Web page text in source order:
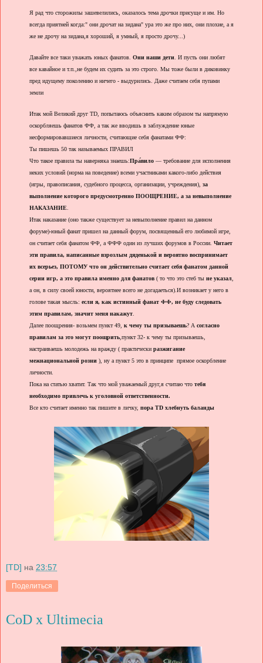
Я рад что сторожилы зашевелились, оказалось тема дрочки присуще и им. Но
всегда приятней когда:" они дрочат на зидана" ура это же про них, они плохие, а я
же не дрочу на зидана,я хороший, я умный, я просто дрочу...)
Давайте все таки уважать юных фанатов. Они наши дети . И пусть они любят
все кавайное и т.п.,не будем их судить за это строго. Мы тоже были в диковинку
пред идущему поколению и ничего - выдурились. Даже считаем себя пупами
земли
Итак мой Великий друг TD, попытаюсь объяснить каким образом ты напрямую
оскорбляешь фанатов ФФ, а так же вводишь в заблуждение юные
несформировавшиеся личности, считающие себя фанатами ФФ:
Ты пишешь 50 так называемых ПРАВИЛ
Что такое правила ты наверняка знаешь:Пра́вило — требование для исполнения
неких условий (норма на поведение) всеми участниками какого-либо действия
(игры, правописания, судебного процесса, организации, учреждения), за
выполнение которого предусмотренно ПООЩРЕНИЕ, а за невыполнение
НАКАЗАНИЕ
Итак наказание (оно также существует за невыполнение правил на данном
форуме)-юный фанат пришел на данный форум, посвященный его любимой игре,
он считает себя фанатом ФФ, а ФФФ один из лучших форумов в России. Читает
эти правила, написанные взрозлым дяденькой и вероятно воспринимает
их всерьез, ПОТОМУ что он действительно считает себя фанатом данной
серии игр, а это правила именно для фанатов ( то что это стеб ты не указал
а он, в силу своей юности, вероятнее всего не догадаеться).И возникает у него в
голове такая мысль: если я, как истинный фанат ФФ, не буду следовать
этим правилам, значит меня накажут
Далее поощрения- возьмем пункт 49, к чему ты призываешь? А согласно
правилам за это могут поощрить ,пункт 32- к чему ты призываешь,
настраиваешь молодежь на вражду ( практически разжигание
межнациональной розни ), ну а пункт 5 это в принципе прямое оскорбление
личности.
Пока на статью хватит. Так что мой уважаемый друг,я считаю что тебя
необходимо привлечь к уголовной ответственности.
Все кто считает именно так пишите в личку, пора TD хлебнуть баланды
[TD] на 23:57
Поделиться
CoD x Ultimecia